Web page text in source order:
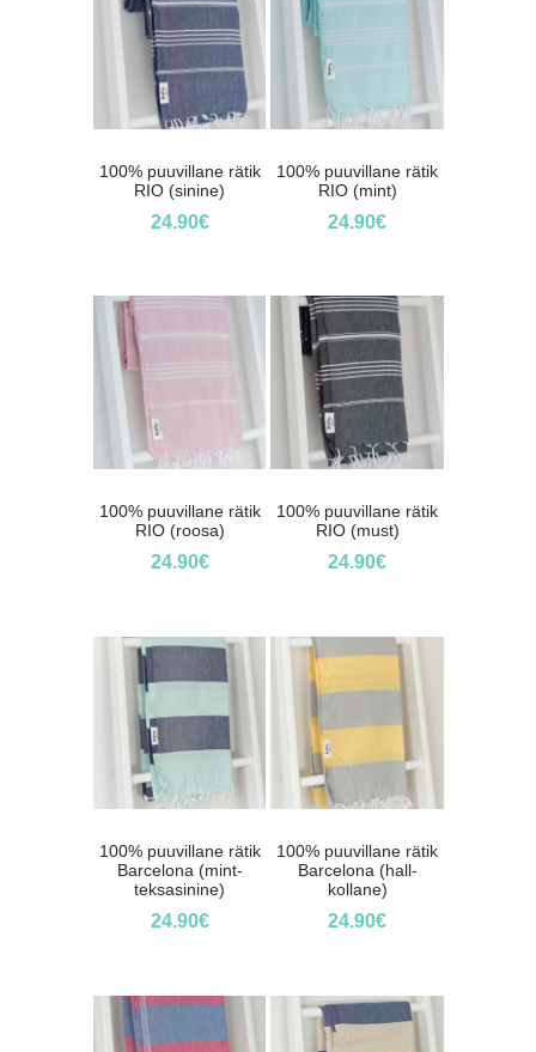
100% puuvillane rätik
RIO (sinine)
24.90€
100% puuvillane rätik
RIO (mint)
24.90€
100% puuvillane rätik
RIO (roosa)
24.90€
100% puuvillane rätik
RIO (must)
24.90€
100% puuvillane rätik
Barcelona (mint-
teksasinine)
24.90€
100% puuvillane rätik
Barcelona (hall-
kollane)
24.90€